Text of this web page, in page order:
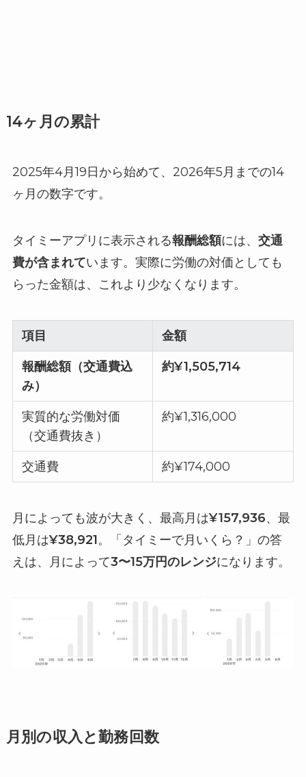
14ヶ月の累計
2025年4月19日から始めて、2026年5月までの14
ヶ月の数字です。
タイミーアプリに表示される報酬総額には、 交通
費が含まれています。実際に労働の対価としても
らった金額は、これより少なくなります。
項目 金額
報酬総額（交通費込
み）
約¥1,505,714
実質的な労働対価
（交通費抜き）
約¥1,316,000
交通費 約¥174,000
月によっても波が大きく、最高月は¥157,936、最
低月は¥38,921。「タイミーで月いくら？」の答
えは、月によって3〜15万円のレンジになります。
月別の収入と勤務回数